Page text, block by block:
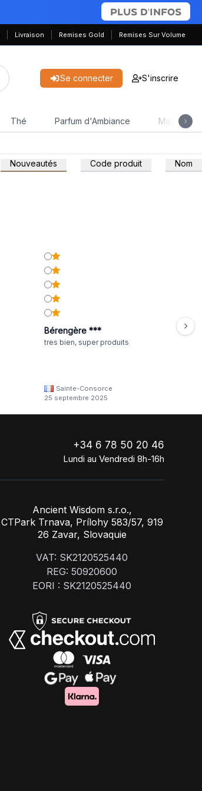
PLUS D'INFOS
Livraison Remises Gold Remises Sur Volume
Se connecter S'inscrire
Thé Parfum d'Ambiance Maison &
Nouveautés Code produit Nom
Bérengère ***
tres bien, super produits
Sainte-Consorce
25 septembre 2025
+34 6 78 50 20 46
Lundi au Vendredi 8h-16h
Ancient Wisdom s.r.o.,
CTPark Trnava, Prílohy 583/57, 919
26 Zavar, Slovaquie
VAT: SK2120525440
REG: 50920600
EORI : SK2120525440